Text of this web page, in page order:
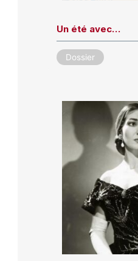
Un été avec…
Dossier